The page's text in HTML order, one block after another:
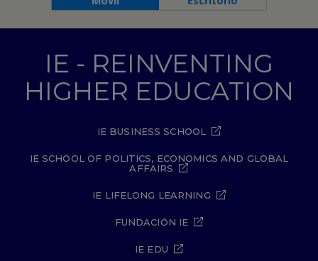
IE - REINVENTING
HIGHER EDUCATION
IE BUSINESS SCHOOL
IE SCHOOL OF POLITICS, ECONOMICS AND GLOBAL
AFFAIRS
IE LIFELONG LEARNING
FUNDACIÓN IE
IE EDU